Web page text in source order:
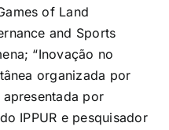
of Land
and Sports
“Inovação no
organizada por
apresentada por
IPPUR e pesquisador